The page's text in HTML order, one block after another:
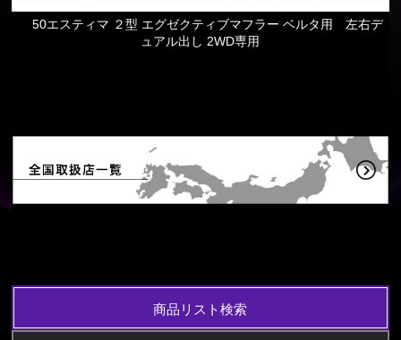
50エスティマ ２型 エグゼクティブマフラー ベルタ用 左右デ
ュアル出し 2WD専用
商品リスト検索